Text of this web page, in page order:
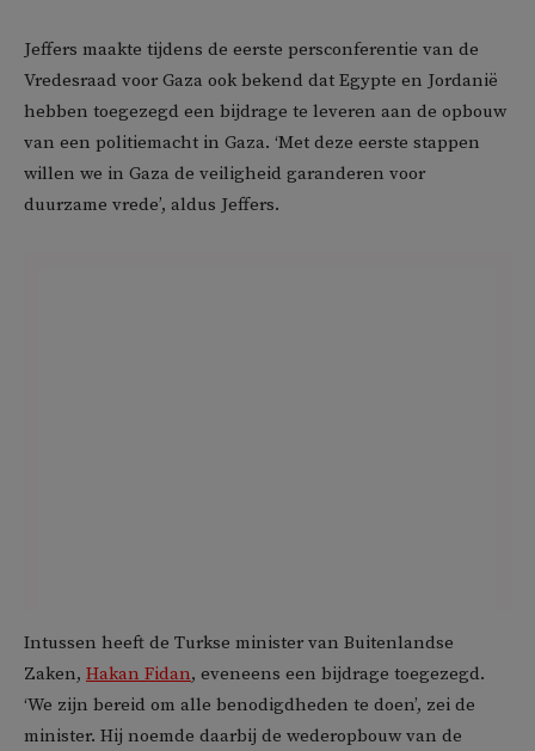
Jeffers maakte tijdens de eerste persconferentie van de
Vredesraad voor Gaza ook bekend dat Egypte en Jordanië
hebben toegezegd een bijdrage te leveren aan de opbouw
van een politiemacht in Gaza. ‘Met deze eerste stappen
willen we in Gaza de veiligheid garanderen voor
duurzame vrede’, aldus Jeffers.
Intussen heeft de Turkse minister van Buitenlandse
Zaken, Hakan Fidan, eveneens een bijdrage toegezegd.
‘We zijn bereid om alle benodigdheden te doen’, zei de
minister. Hij noemde daarbij de wederopbouw van de